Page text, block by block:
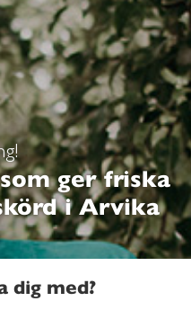
ger friska
i Arvika
dig med?